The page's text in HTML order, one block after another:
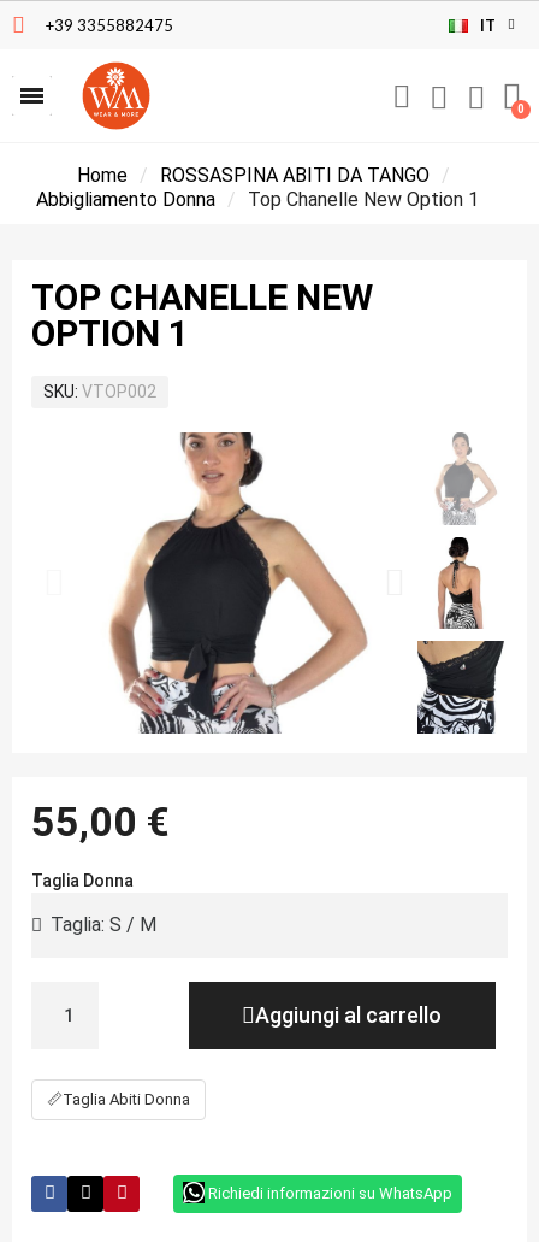
+39 3355882475 IT
Home
ROSSASPINA ABITI DA TANGO
Abbigliamento Donna
Top Chanelle New Option 1
TOP CHANELLE NEW
OPTION 1
SKU VTOP002
55,00 €
Taglia Donna
Aggiungi al carrello
📏Taglia Abiti Donna
Richiedi informazioni su WhatsApp